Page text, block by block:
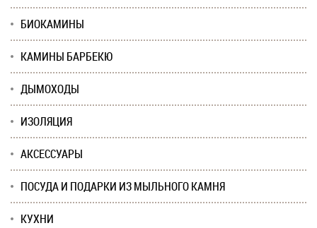
БИОКАМИНЫ
КАМИНЫ БАРБЕКЮ
ДЫМОХОДЫ
ИЗОЛЯЦИЯ
АКСЕССУАРЫ
ПОСУДА И ПОДАРКИ ИЗ МЫЛЬНОГО КАМНЯ
КУХНИ